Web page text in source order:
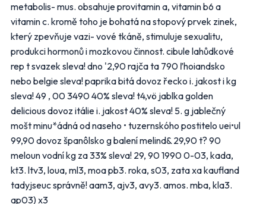
metabolis- mus. obsahuje provitamin a, vitamin b6 a
vitamin c. kromě toho je bohatá na stopový prvek zinek,
který zpevňuje vazi- vové tkáně, stimuluje sexualitu,
produkci hormonů i mozkovou činnost. cibule lahůdkové
rep t svazek sleva! dno '2,90 rajča ta 790 ľhoiandsko
nebo belgie sleva! paprika bitá dovoz řecko i. jakost i kg
sleva! 49 , 00 3490 40% sleva! t4,vö jablka golden
delicious dovoz itálie i. jakost 40% sleva! 5. g jablečný
mošt minu*ádná od naseho • tuzernskóho postitelo uei•ul
99,90 dovoz španôlsko g balení melind& 29,90 t? 90
meloun vodní kg za 33% sleva! 29, 90 1990 0-03, kada,
kt3. ltv3, loua, ml3, moa pb3. roka, s03, zata xa kaufland
tadyjseuc správně! aam3, ajv3, avy3. amos. mba, kla3.
ap03) x3
Makro Norma
Penny Market Tesco
Další obchody podle kategorií
Bydlení, zahrada
Drogerie, kosmetika
Elektro
Nábytek
Oblečení
Obuv
Sport
Pro děti, hračky
Lékárny
Auto moto
Ostatní supermarkety